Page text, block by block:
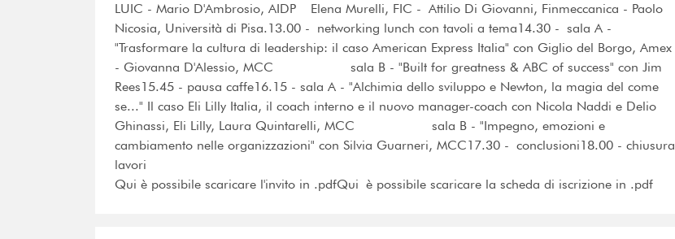
LUIC - Mario D'Ambrosio, AIDP Elena Murelli, FIC - Attilio Di Giovanni, Finmeccanica - Paolo
Nicosia, Università di Pisa.13.00 - networking lunch con tavoli a tema14.30 - sala A -
"Trasformare la cultura di leadership: il caso American Express Italia" con Giglio del Borgo, Amex
- Giovanna D'Alessio, MCC sala B - "Built for greatness & ABC of success" con Jim
Rees15.45 - pausa caffe16.15 - sala A - "Alchimia dello sviluppo e Newton, la magia del come
se..." Il caso Eli Lilly Italia, il coach interno e il nuovo manager-coach con Nicola Naddi e Delio
Ghinassi, Eli Lilly, Laura Quintarelli, MCC sala B - "Impegno, emozioni e
cambiamento nelle organizzazioni" con Silvia Guarneri, MCC17.30 - conclusioni18.00 - chiusura
lavori
Qui è possibile scaricare l'invito in .pdfQui è possibile scaricare la scheda di iscrizione in .pdf